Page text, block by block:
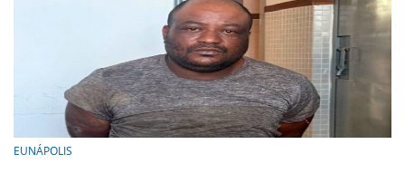
EUNÁPOLIS